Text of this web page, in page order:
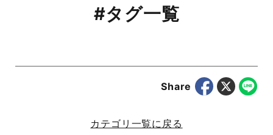
#タグ一覧
Share
カテゴリ一覧に戻る